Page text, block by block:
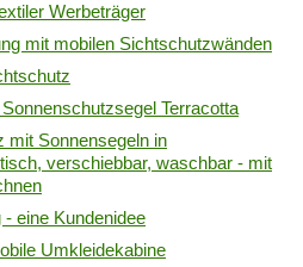
Werbeträger
mit mobilen Sichtschutzwänden
Terracotta
mit Sonnensegeln in
verschiebbar, waschbar - mit
eine Kundenidee
Umkleidekabine